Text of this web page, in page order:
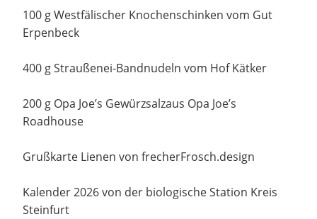
100 g Westfälischer Knochenschinken vom Gut
Erpenbeck
400 g Straußenei-Bandnudeln vom Hof Kätker
200 g Opa Joe’s Gewürzsalzaus Opa Joe’s
Roadhouse
Grußkarte Lienen von frecherFrosch.design
Kalender 2026 von der biologische Station Kreis
Steinfurt